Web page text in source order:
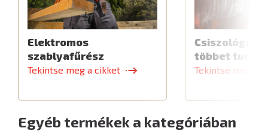
Elektromos
szablyafűrész
Tekintse meg a cikket
Csiszológép,
többet tud
Tekintse meg a
Egyéb termékek a kategóriában